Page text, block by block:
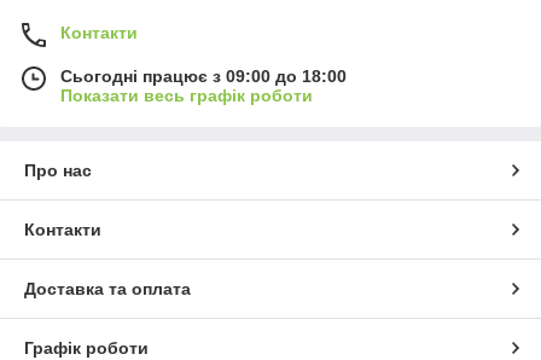
Контакти
Сьогодні працює з 09:00 до 18:00
Показати весь графік роботи
Про нас
Контакти
Доставка та оплата
Графік роботи